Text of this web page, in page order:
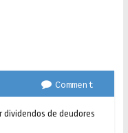
Comment
dividendos de deudores